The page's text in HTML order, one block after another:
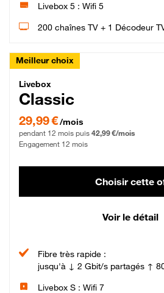
Livebox 5 : Wifi 5
200 chaînes TV + 1 Décodeur
Meilleur choix
Livebox Classic Fibre
Livebox
Classic
29,99 € par mois pendant 12 mois puis
29,99 €/mois
pendant 12 mois puis 42,99 €/mois
Engagement 12 mois
Choisir cette
Voir le détail
Fibre très rapide :
jusqu'à ↓ 2 Gbit/s partagés ↑
Livebox S : Wifi 7